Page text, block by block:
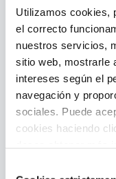
Utilizamos cookies,
el correcto
nuestros servicios,
sitio web, mostrarle
intereses según el
navegación y
sociales. Puede
cookies haciendo
Está
un filtro de
conectarse a
elevada que
38mm.
Es compacto,
como fácil de
FÁCIL DE
especializada.